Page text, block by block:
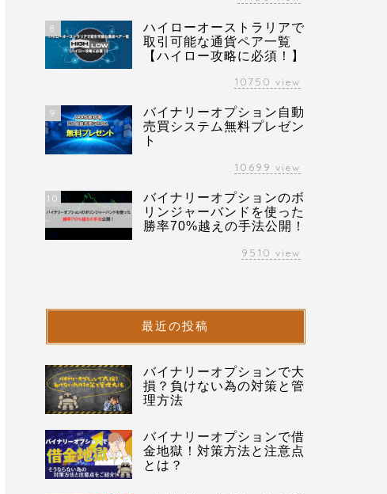
8
ハイローオーストラリアで
取引可能な通貨ペア一覧
【ハイロー攻略に必須！】
10750 view
9
バイナリーオプション自動
売買システム無料プレゼン
ト
10699 view
10
バイナリーオプションのボ
リンジャーバンドを使った
勝率70%越えの手法公開！
9510 view
最近の投稿
バイナリーオプションで大
損？負けない為の対策と管
理方法
バイナリーオプションで借
金地獄！対策方法と注意点
とは？